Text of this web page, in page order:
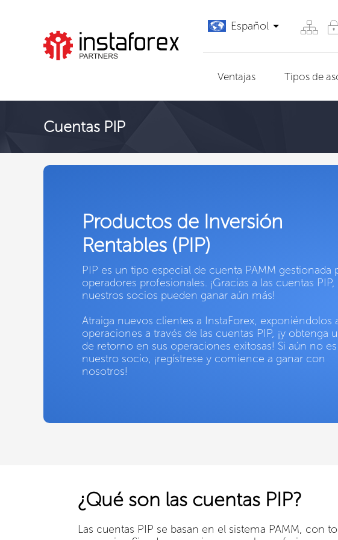
Español
Ventajas Tipos de
Cuentas PIP
Productos de Inversión
Rentables (PIP)
PIP es un tipo especial de cuenta PAMM gestionada
operadores profesionales. ¡Gracias a las cuentas PIP,
nuestros socios pueden ganar aún más!
Atraiga nuevos clientes a InstaForex, exponiéndolos
operaciones a través de las cuentas PIP, ¡y obtenga
de retorno en sus operaciones exitosas! Si aún no es
nuestro socio, ¡regístrese y comience a ganar con
nosotros!
¿Qué son las cuentas PIP?
Las cuentas PIP se basan en el sistema PAMM, con